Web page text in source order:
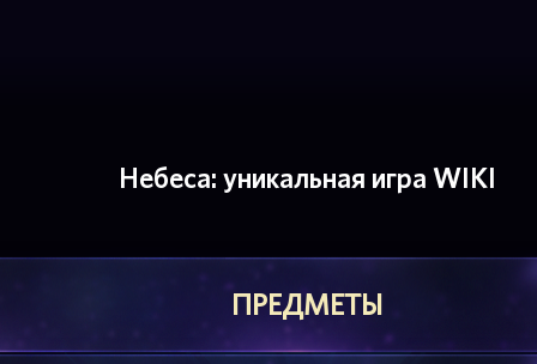
Небеса: уникальная игра WIKI
ПРЕДМЕТЫ